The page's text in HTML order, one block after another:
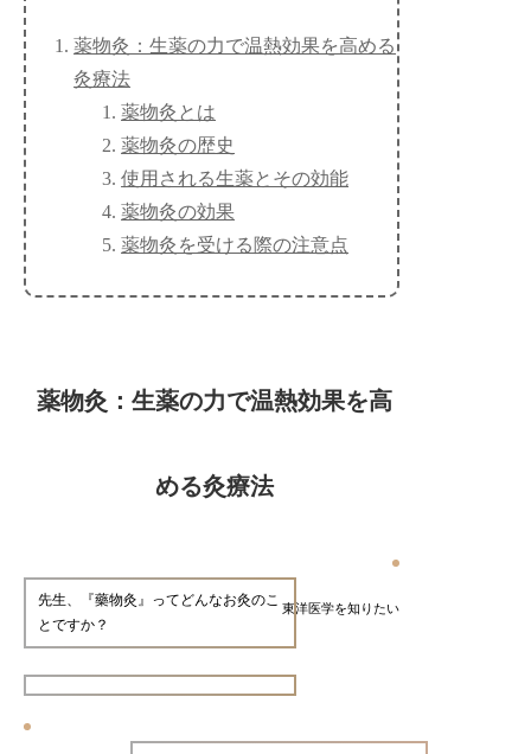
薬物灸：生薬の力で温熱効果を高める
灸療法
薬物灸とは
薬物灸の歴史
使用される生薬とその効能
薬物灸の効果
薬物灸を受ける際の注意点
薬物灸：生薬の力で温熱効果を高
める灸療法
東洋医学を知りたい
先生、『藥物灸』ってどんなお灸のこ
とですか？